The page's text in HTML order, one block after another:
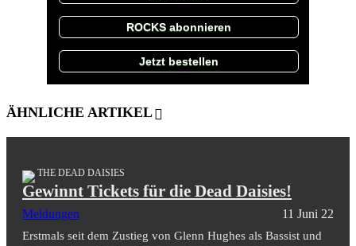
ROCKS abonnieren
Jetzt bestellen
ÄHNLICHE ARTIKEL
THE DEAD DAISIES
Gewinnt Tickets für die Dead Daisies!
Meldungen 11 Juni 22
Erstmals seit dem Zustieg von Glenn Hughes als Bassist und